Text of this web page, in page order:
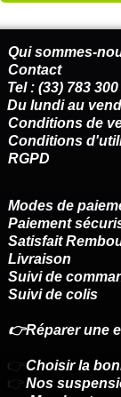
Qui sommes-
Contact
Tel : (33) 783
Du lundi au
Conditions de
Conditions
RGPD
Modes de
Paiement
Satisfait
Livraison
Suivi de
Suivi de colis
👉Réparer une
👉 Choisir la
👉 Nos